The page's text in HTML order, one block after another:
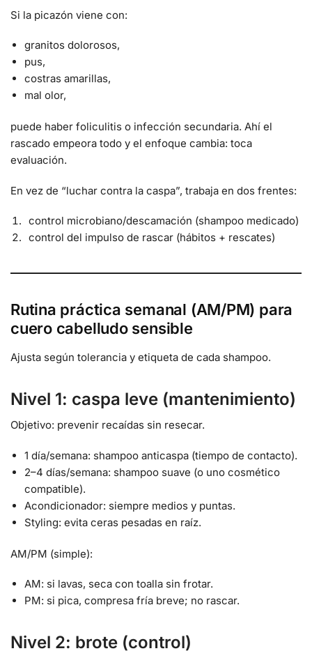
Si la picazón viene con:
granitos dolorosos,
pus,
costras amarillas,
mal olor,
puede haber foliculitis o infección secundaria. Ahí el
rascado empeora todo y el enfoque cambia: toca
evaluación.
En vez de “luchar contra la caspa”, trabaja en dos frentes:
control microbiano/descamación (shampoo medicado)
control del impulso de rascar (hábitos + rescates)
Rutina práctica semanal (AM/PM) para
cuero cabelludo sensible
Ajusta según tolerancia y etiqueta de cada shampoo.
Nivel 1: caspa leve (mantenimiento)
Objetivo: prevenir recaídas sin resecar.
1 día/semana: shampoo anticaspa (tiempo de contacto).
2–4 días/semana: shampoo suave (o uno cosmético
compatible).
Acondicionador: siempre medios y puntas.
Styling: evita ceras pesadas en raíz.
AM/PM (simple):
AM: si lavas, seca con toalla sin frotar.
PM: si pica, compresa fría breve; no rascar.
Nivel 2: brote (control)